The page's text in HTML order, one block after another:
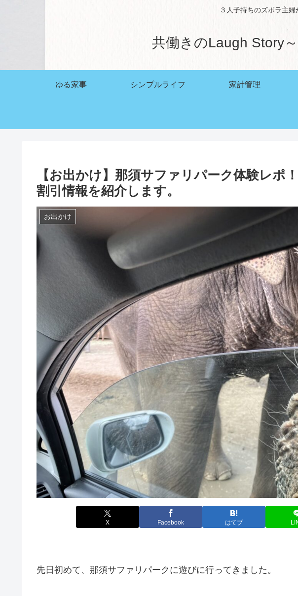
３人子持ちのズボラ主婦
共働きのLaugh Story
ゆる家事 シンプルライフ 家計管理
【お出かけ】那須サファリパーク体験レポ
割引情報を紹介します。
お出かけ
X Facebook はてブ
先日初めて、那須サファリパークに遊びに行ってきました。